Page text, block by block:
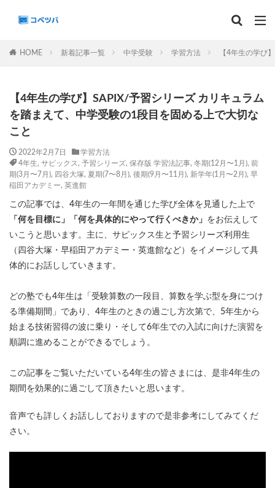
HOME 新着記事一覧 中学受験 学習方法 【4年生の学び
【4年生の学び】SAPIX/予習シリーズ カリキュラム
を踏まえて、中学受験の1段目を固める上で大切な
こと
2022年2月7日
学習方法
4年生, サピックス , 予習シリーズ, 保存版 学習法記事, 冬期(12月〜1月), 前
期(3月〜7月), 四谷大塚, 夏期(7〜8月), 後期(9月〜11月), 新学年(1月〜2月), 早
稲田アカデミー, 英進館
この記事では、4年生の一年間を通じた学び全体を見通した上で
「何を目標に」「何を具体的にやって行くべきか」 をお伝えして
いこうと思います。主に、サピックス生と予習シリーズ利用生
（四谷大塚・早稲田アカデミー・英進館など）をイメージして具
体的にお話ししていきます。
どの塾でも4年生は「受験算数の一段目、算数を学ぶ型を身につけ
る準備期間」であり、4年生のときの過ごし方次第で、5年生から
始まる技術習得の波に乗り・そして6年生での入試に向けた演習を
順調に進めることができるでしょう。
この記事をご覧いただいている4年生の皆さまには、是非4年生の
期間を効果的に過ごして頂きたいと思います。
音声でも詳しくお話ししておりますので是非参考にしてみてくだ
さい。
カテゴリー
タグ
算数 理科 3年生 後期(9月~11月)
サピックス
早稲田アカデミー 英進館 中学受験算数
6年生 5年生 4年生 入試分析・志望校別対策
学習相談への回答
SAPIXデイリーチェック
SAPIXマンスリー確認/復習テスト SAPIX組分けテスト
四谷大塚公開組分けテスト 四谷大塚合不合判定テスト
四谷大塚志望校判定テスト 新学年(1月〜2月)